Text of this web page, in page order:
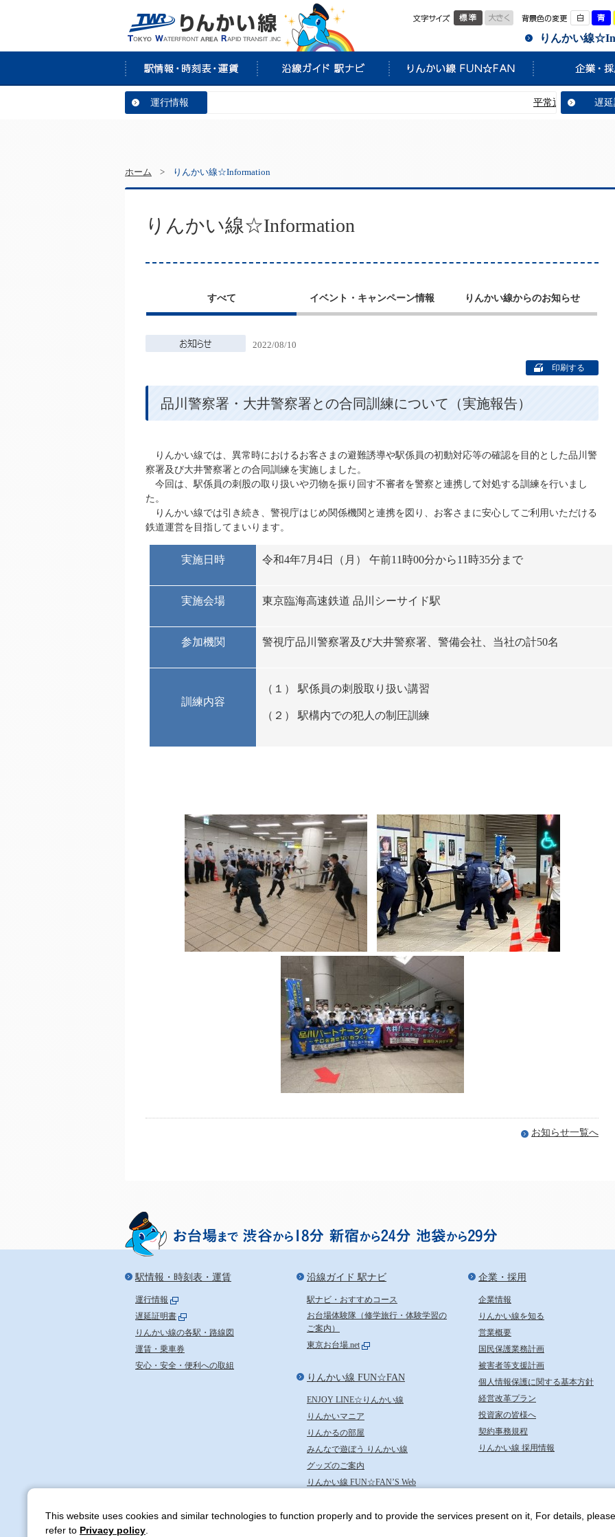
標準 大きく 白
りんかい線
運行情報 平常通り運転していま
遅
ホーム > りんかい線☆Information
りんかい線☆Information
すべて イベント・キャンペーン情報 りんかい線からのお知らせ
2022/08/10
印刷する
品川警察署・大井警察署との合同訓練について（実施報告）
りんかい線では、異常時におけるお客さまの避難誘導や駅係員の初動対応等の確認を目的とした品川警
察署及び大井警察署との合同訓練を実施しました。
今回は、駅係員の刺股の取り扱いや刃物を振り回す不審者を警察と連携して対処する訓練を行いまし
た。
りんかい線では引き続き、警視庁はじめ関係機関と連携を図り、お客さまに安心してご利用いただける
鉄道運営を目指してまいります。
実施日時 令和4年7月4日（月） 午前11時00分から11時35分まで
実施会場 東京臨海高速鉄道 品川シーサイド駅
参加機関 警視庁品川警察署及び大井警察署、警備会社、当社の計50名
訓練内容
（１） 駅係員の刺股取り扱い講習
（２） 駅構内での犯人の制圧訓練
お知らせ一覧へ
駅情報・時刻表・運賃
運行情報
遅延証明書
りんかい線の各駅・路線図
運賃・乗車券
安心・安全・便利への取組
沿線ガイド 駅ナビ
駅ナビ・おすすめコース
お台場体験隊（修学旅行・体験学習の
ご案内）
東京お台場.net
りんかい線 FUN☆FAN
ENJOY LINE☆りんかい線
りんかいマニア
りんかるの部屋
みんなで遊ぼう りんかい線
グッズのご案内
りんかい線 FUN☆FAN’S Web
企業・採用
企業情報
りんかい線を知る
営業概要
国民保護業務計画
被害者等支援計画
個人情報保護に関する基本方針
経営改革プラン
投資家の皆様へ
契約事務規程
りんかい線 採用情報
TWR りんかい線
This website uses cookies and similar technologies to function properly and to provide the services present on it, For details, please
refer to Privacy policy